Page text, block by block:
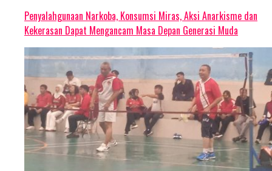
Penyalahgunaan Narkoba, Konsumsi Miras, Aksi Anarkisme dan
Kekerasan Dapat Mengancam Masa Depan Generasi Muda